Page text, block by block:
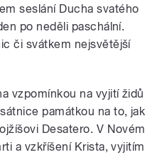
seslání Ducha svatého
po neděli paschální.
či svátkem nejsvětější
vzpomínkou na vyjití židů
památkou na to, jak
Desatero. V Novém
a vzkříšení Krista, vyjitím